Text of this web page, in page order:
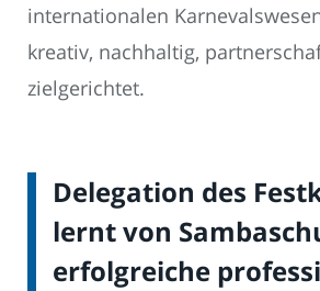
internationalen
kreativ, nachhaltig,
zielgerichtet.
Delegation des
lernt von
erfolgreiche